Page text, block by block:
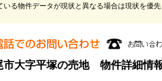
る物件データが現状と異なる場合は現状を優
市大字平塚の売地 物件詳細情